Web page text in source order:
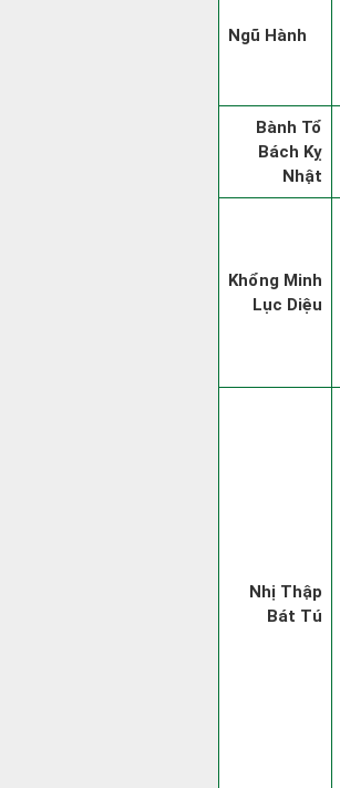
Ngũ Hành
Bành Tổ
Bách Kỵ
Nhật
Khổng Minh
Lục Diệu
Nhị Thập
Bát Tú